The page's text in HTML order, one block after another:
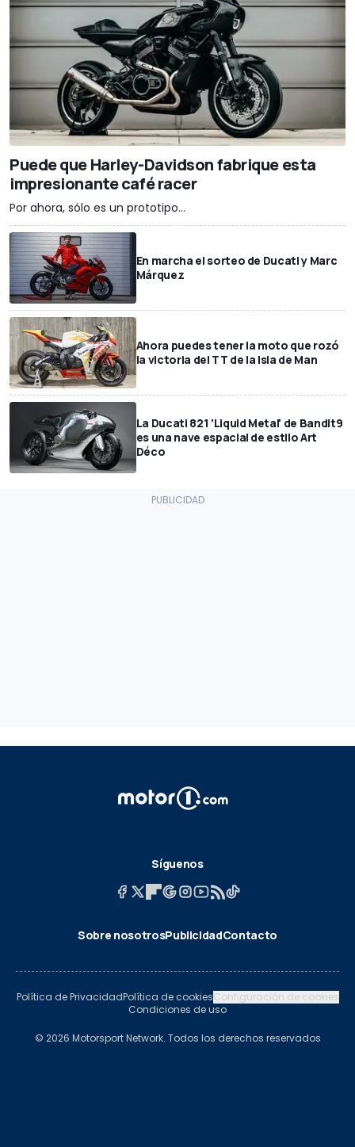
Puede que Harley-Davidson fabrique esta
impresionante café racer
Por ahora, sólo es un prototipo...
En marcha el sorteo de Ducati y Marc
Márquez
Ahora puedes tener la moto que rozó
la victoria del TT de la Isla de Man
La Ducati 821 'Liquid Metal' de Bandit9
es una nave espacial de estilo Art
Déco
Síguenos
Sobre nosotrosPublicidadContacto
Política de PrivacidadPolítica de cookiesConfiguración de cookies
Condiciones de uso
© 2026 Motorsport Network. Todos los derechos reservados